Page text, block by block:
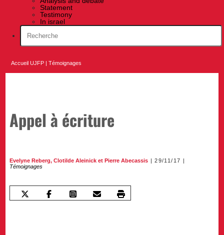
Statement
Testimony
In israel
Accueil UJFP |Témoignages
Appel à écriture
Evelyne Reberg,Clotilde Aleinick et Pierre Abecassis
29/11/17
Témoignages